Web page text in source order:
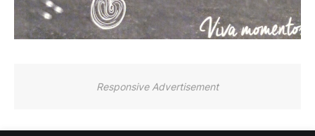
Responsive Advertisement